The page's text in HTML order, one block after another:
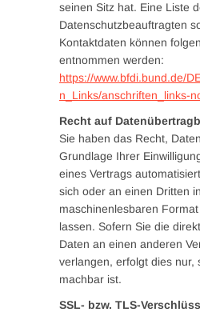
seinen Sitz hat. Eine Liste
Datenschutzbeauftragten
Kontaktdaten können
entnommen werden:
https://www.bfdi.bund.de/
n_Links/anschriften_links-
Recht auf
Sie haben das Recht,
Grundlage Ihrer
eines Vertrags
sich oder an einen Dritten
maschinenlesbaren
lassen. Sofern Sie die
Daten an einen anderen
verlangen, erfolgt dies nur,
machbar ist.
SSL- bzw. TLS-